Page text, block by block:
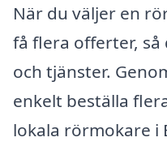
När du väljer en
få flera offerter,
och tjänster.
enkelt beställa
lokala rörmokare i